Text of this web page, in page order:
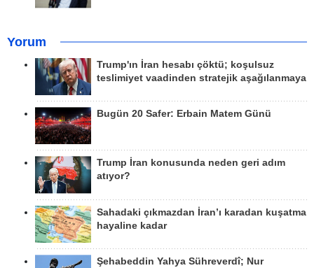
Yorum
Trump'ın İran hesabı çöktü; koşulsuz
teslimiyet vaadinden stratejik aşağılanmaya
Bugün 20 Safer: Erbain Matem Günü
Trump İran konusunda neden geri adım
atıyor?
Sahadaki çıkmazdan İran’ı karadan kuşatma
hayaline kadar
Şehabeddin Yahya Sühreverdî; Nur